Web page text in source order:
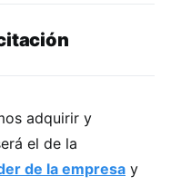
adquirir y
el de la
de la empresa y